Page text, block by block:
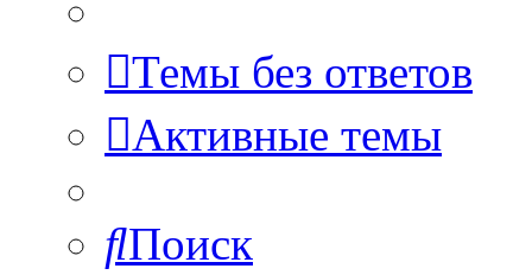
Темы без ответов
Активные темы
Поиск